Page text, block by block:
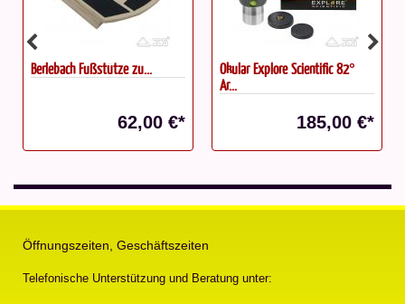
Berlebach Fußstütze zu...
62,00 €*
Okular Explore Scientific 82°
Ar...
185,00 €*
Öffnungszeiten, Geschäftszeiten
Telefonische Unterstützung und Beratung unter: